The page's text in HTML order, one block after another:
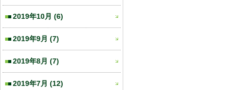
2019年10月 (6)
2019年9月 (7)
2019年8月 (7)
2019年7月 (12)